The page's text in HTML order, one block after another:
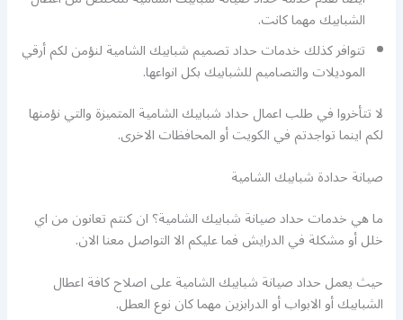
الشبابيك مهما كانت.
تتوافر كذلك خدمات حداد تصميم شبابيك الشامية لنؤمن لكم أرقي
الموديلات والتصاميم للشبابيك بكل انواعها.
لا تتأخروا في طلب اعمال حداد شبابيك الشامية المتميزة والتي نؤمنها
لكم اينما تواجدتم في الكويت أو المحافظات الاخرى.
صيانة حدادة شبابيك الشامية
ما هي خدمات حداد صيانة شبابيك الشامية؟ ان كنتم تعانون من اي
خلل أو مشكلة في الدرايش فما عليكم الا التواصل معنا الان.
حيث يعمل حداد صيانة شبابيك الشامية على اصلاح كافة اعطال
الشبابيك أو الابواب أو الدرابزين مهما كان نوع العطل.